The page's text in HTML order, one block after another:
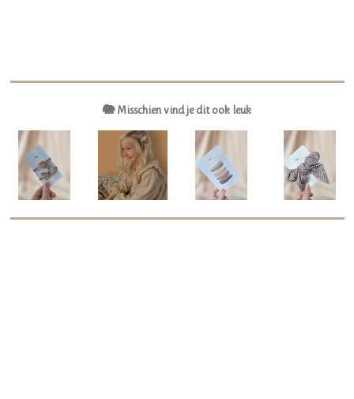
🐘 Misschien vind je dit ook leuk